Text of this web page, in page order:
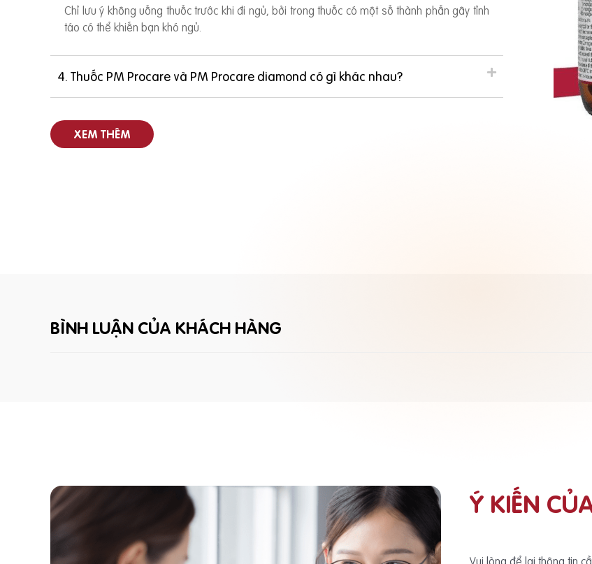
Chỉ lưu ý không uống thuốc trước khi đi ngủ, bởi trong thuốc có một số thành phần gây tỉnh
táo có thể khiến bạn khó ngủ.
4. Thuốc PM Procare và PM Procare diamond có gì khác nhau?
XEM THÊM
BÌNH LUẬN CỦA KHÁCH HÀNG
Ý KIẾN